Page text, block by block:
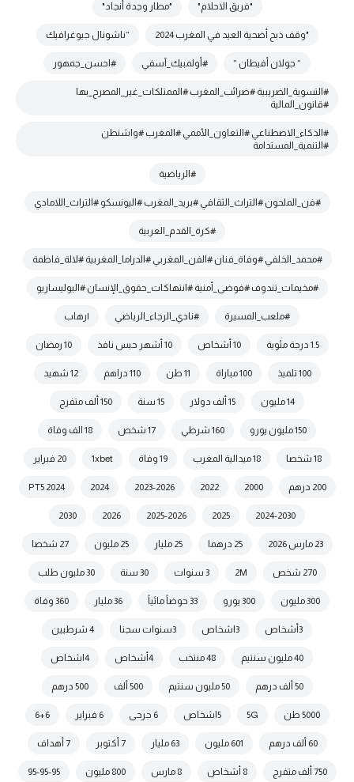
"فريق الاحلام" "مطار وجدة أنجاد"
"وقف ذبح أضحية العيد في المغرب 2024 “ناشونال جيوغرافيك
” جولان أفيطان ” #أولمبيك_آسفي #احسن_جمهور
#التسوية_الضريبية #ضرائب_المغرب #الممتلكات_غير_المصرح_بها
#قانون_المالية
#الذكاء_الاصطناعي #التعاون_الأممي #المغرب #واشنطن
#التنمية_المستدامة
#الرياضية
#فن_الملحون #التراث_الثقافي #بريد_المغرب #اليونسكو #التراث_اللامادي
#كرة_القدم_العربية
#محمد_الخلفي #وفاة_فنان #الفن_المغربي #الدراما_المغربية #لالة_فاطمة
#مخيمات_تندوف #فوضى_أمنية #انتهاكات_حقوق_الإنسان #البوليساريو
#ملعب_المسيرة #نادي_الرجاء_الرياضي |رهاب
1.5 درجة مئوية 10 أشخاص 10 أشهر حبس نافذ 10 رمضان
100 تلميذ 100 مباراة 11 طن 110 دراهم 12 شهيد
14 مليون 15 ألف دولار 15 سنة 150 ألف متفرج
150 مليون يورو 160 شرطي 17 شخص 18 الف وفاة
18 شخصا 18 ميدالية المغرب 19 وفاة 1xbet 20 فبراير
200 درهم 2000
2022
2023-2026
2024
2024 PT5
2024-2030
2025
2025-2026
2026
2030
23 مارس 2026 25 درهما 25 مليار 25 مليون 27 شخصا
270 شخص 2M 3 سنوات 30 سنة 30 مليون طلب
300 مليون 300 يورو 33 حوضاً مائياً 36 مليار 360 وفاة
3أشخاص 3اشخاص 3سنوات سجنا 4 شرطيين
40 مليون سنتيم 48 منتخب 4أشخاص 4اشخاص
50 ألف درهم 50 مليون سنتيم 500 ألف 500 درهم
5000 طن 5G 5اشخاص 6 جرحى 6 فبراير 6+6
60 ألف درهم 601 مليون 63 مليار 7 أكتوبر 7 أهداف
750 ألف متفرج 8 أشخاص 8 مارس 800 مليون 95-95-95